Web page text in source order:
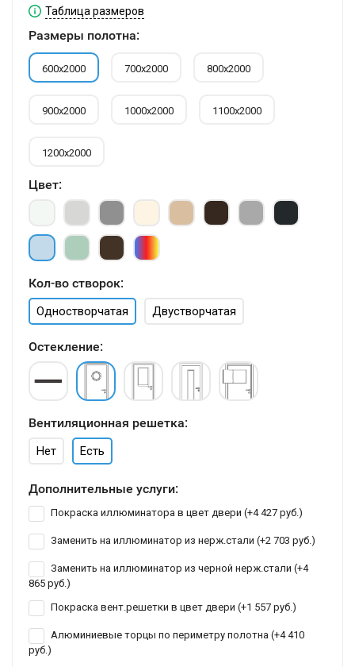
Таблица размеров
Размеры полотна:
600х2000 700х2000 800х2000
900х2000 1000х2000 1100х2000
1200х2000
Цвет:
Кол-во створок:
Одностворчатая Двустворчатая
Остекление:
Вентиляционная решетка:
Нет Есть
Дополнительные услуги:
Покраска иллюминатора в цвет двери (+4 427 руб.)
Заменить на иллюминатор из нерж.стали (+2 703 руб.)
Заменить на иллюминатор из черной нерж.стали (+4
865 руб.)
Покраска вент.решетки в цвет двери (+1 557 руб.)
Алюминиевые торцы по периметру полотна (+4 410
руб.)